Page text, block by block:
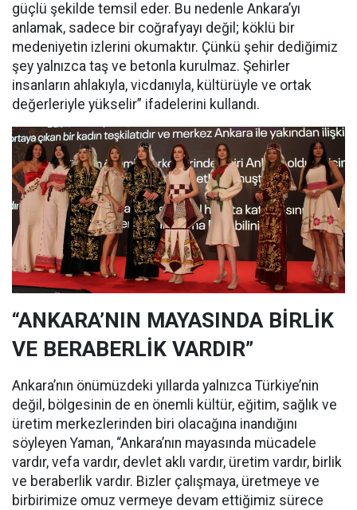
güçlü şekilde temsil eder. Bu nedenle Ankara’yı
anlamak, sadece bir coğrafyayı değil; köklü bir
medeniyetin izlerini okumaktır. Çünkü şehir dediğimiz
şey yalnızca taş ve betonla kurulmaz. Şehirler
insanların ahlakıyla, vicdanıyla, kültürüyle ve ortak
değerleriyle yükselir” ifadelerini kullandı.
“ANKARA’NIN MAYASINDA BİRLİK
VE BERABERLİK VARDIR”
Ankara’nın önümüzdeki yıllarda yalnızca Türkiye’nin
değil, bölgesinin de en önemli kültür, eğitim, sağlık ve
üretim merkezlerinden biri olacağına inandığını
söyleyen Yaman, “Ankara’nın mayasında mücadele
vardır, vefa vardır, devlet aklı vardır, üretim vardır, birlik
ve beraberlik vardır. Bizler çalışmaya, üretmeye ve
birbirimize omuz vermeye devam ettiğimiz sürece